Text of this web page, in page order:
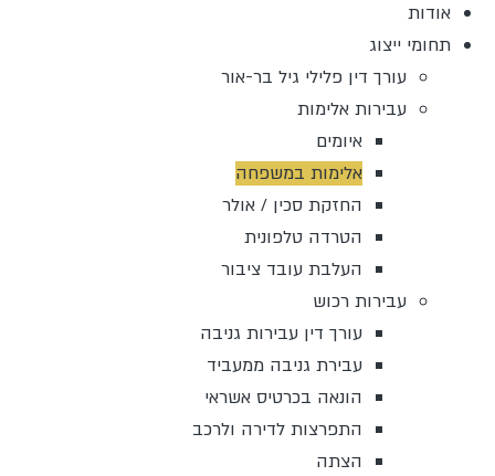
אודות
תחומי ייצוג
עורך דין פלילי גיל בר-אור
עבירות אלימות
איומים
אלימות במשפחה
החזקת סכין / אולר
הטרדה טלפונית
העלבת עובד ציבור
עבירות רכוש
עורך דין עבירות גניבה
עבירת גניבה ממעביד
הונאה בכרטיס אשראי
התפרצות לדירה ולרכב
הצתה